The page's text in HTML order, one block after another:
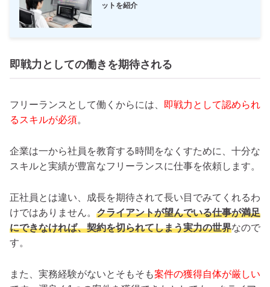
ットを紹介
即戦力としての働きを期待される
フリーランスとして働くからには、
即戦力として認められ
るスキルが必須。
企業は一から社員を教育する時間をなくすために、十分な
スキルと実績が豊富なフリーランスに仕事を依頼します。
正社員とは違い、成長を期待されて長い目でみてくれるわ
けではありません。 クライアントが望んでいる仕事が満足
にできなければ、契約を切られてしまう実力の世界なので
す。
また、実務経験がないとそもそも案件の獲得自体が厳しい